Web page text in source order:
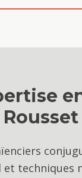
Rousset
techniques